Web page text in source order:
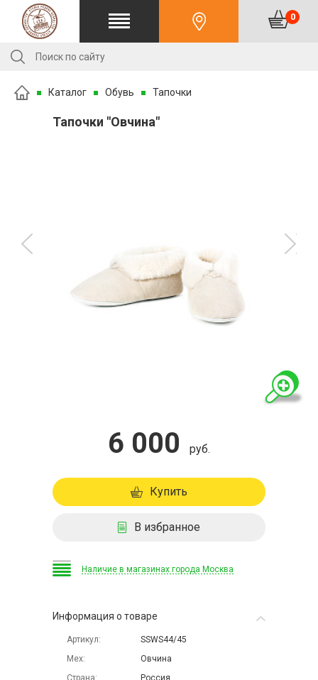
0
Каталог Обувь Тапочки
Тапочки "Овчина"
6 000 руб.
Купить
В избранное
Наличие в магазинах города Москва
Информация о товаре
Артикул
SSWS44/45
Мех
Овчина